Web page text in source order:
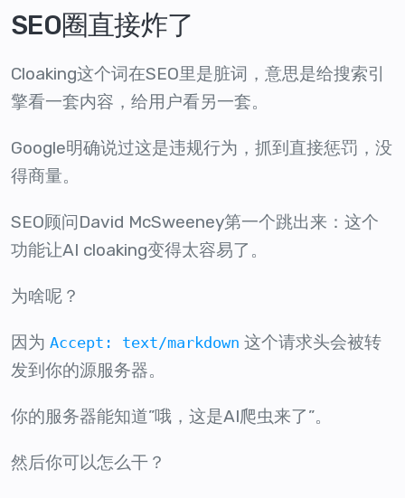
SEO圈直接炸了
Cloaking这个词在SEO里是脏词，意思是给搜索引
擎看一套内容，给用户看另一套。
Google明确说过这是违规行为，抓到直接惩罚，没
得商量。
SEO顾问David McSweeney第一个跳出来：这个
功能让AI cloaking变得太容易了。
为啥呢？
因为 Accept: text/markdown 这个请求头会被转
发到你的源服务器。
你的服务器能知道”哦，这是AI爬虫来了”。
然后你可以怎么干？